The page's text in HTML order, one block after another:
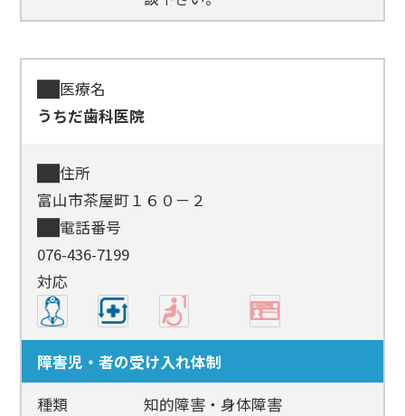
医療名
うちだ歯科医院
住所
富山市茶屋町１６０－２
電話番号
076-436-7199
対応
障害児・者の受け入れ体制
種類
知的障害・身体障害